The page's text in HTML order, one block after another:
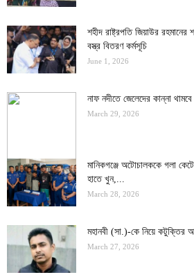
শহীদ রাষ্ট্রপতি জিয়াউর রহমানের
বস্ত্র বিতরণ কর্মসূচি
June 1, 2026
নাফ নদীতে জেলেদের কান্না
March 29, 2026
মানিকগঞ্জে অটোচালককে গলা
হাতে খুন,...
March 28, 2026
মহানবী (সা.)-কে নিয়ে কটুক্তির
March 27, 2026